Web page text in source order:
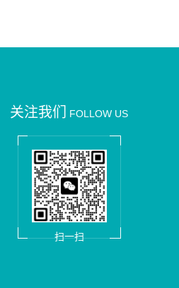
关注我们 FOLLOW US
扫一扫